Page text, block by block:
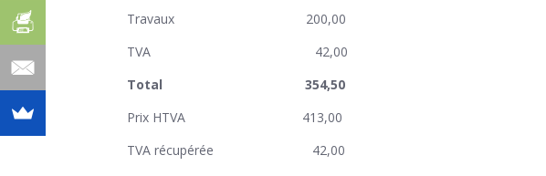
Travaux 200,00
TVA 42,00
Total 354,50
Prix HTVA 413,00
TVA récupérée 42,00